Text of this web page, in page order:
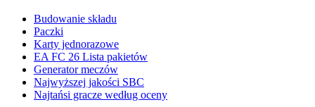
Budowanie składu
Paczki
Karty jednorazowe
EA FC 26 Lista pakietów
Generator meczów
Najwyższej jakości SBC
Najtańsi gracze według oceny